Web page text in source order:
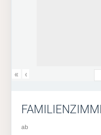
« ‹
ab